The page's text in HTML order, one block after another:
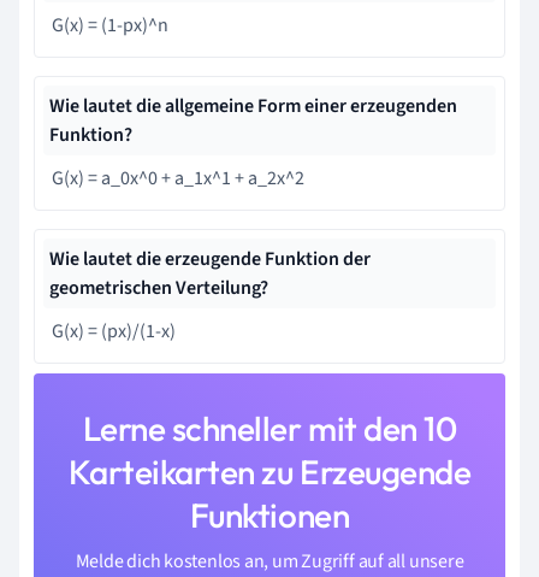
G(x) = (1-px)^n
Wie lautet die allgemeine Form einer erzeugenden
Funktion?
G(x) = a_0x^0 + a_1x^1 + a_2x^2
Wie lautet die erzeugende Funktion der
geometrischen Verteilung?
G(x) = (px)/(1-x)
Lerne schneller mit den 10
Karteikarten zu Erzeugende
Funktionen
Melde dich kostenlos an, um Zugriff auf all unsere